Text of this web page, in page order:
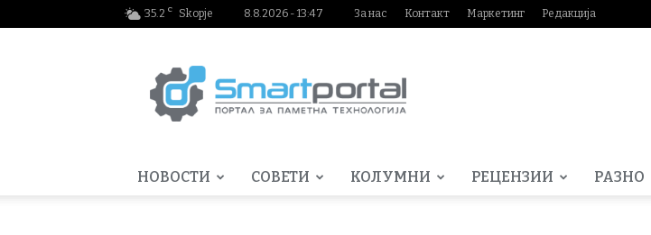
35.2 C Skopje 8.8.2026 - 13:47 За нас Контакт Маркетинг Редакција
НОВОСТИ СОВЕТИ КОЛУМНИ РЕЦЕНЗИИ РАЗНО